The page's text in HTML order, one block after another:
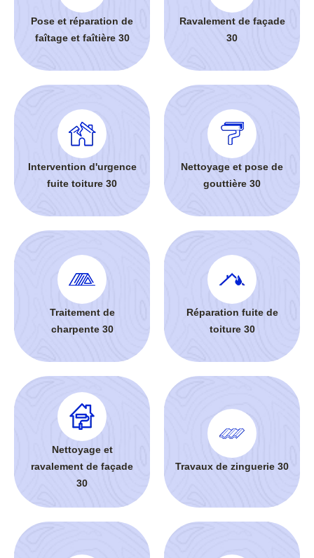
Pose et réparation de
faîtage et faîtière 30
Ravalement de façade
30
Intervention d'urgence
fuite toiture 30
Nettoyage et pose de
gouttière 30
Traitement de
charpente 30
Réparation fuite de
toiture 30
Nettoyage et
ravalement de façade
30
Travaux de zinguerie 30